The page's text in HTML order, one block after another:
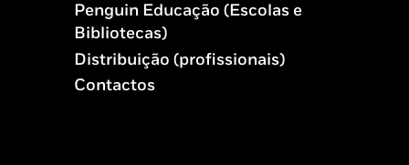
Penguin Educação (Escolas e
Bibliotecas)
Distribuição (profissionais)
Contactos